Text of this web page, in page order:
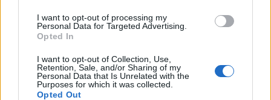
I want to opt-out of processing my
Personal Data for Targeted Advertising.
Opted In
I want to opt-out of Collection, Use,
Retention, Sale, and/or Sharing of my
Personal Data that Is Unrelated with the
Purposes for which it was collected.
Opted Out